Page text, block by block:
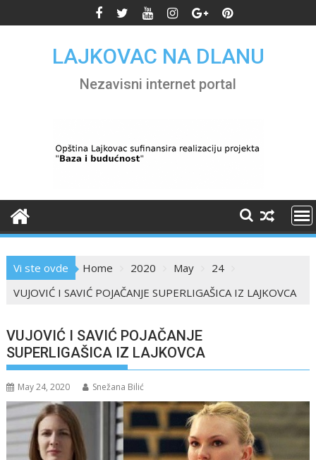
to
LAJKOVAC NA DLANU
Nezavisni internet portal
Vi ste ovde Home 2020 May
24
VUJOVIĆ I SAVIĆ POJAČANJE SUPERLIGAŠICA IZ LAJKOVCA
VUJOVIĆ I SAVIĆ POJAČANJE
SUPERLIGAŠICA IZ LAJKOVCA
May 24, 2020 Snežana Bilić